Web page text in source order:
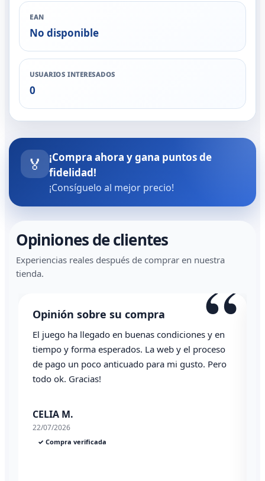
EAN
No disponible
USUARIOS INTERESADOS
0
🏅
¡Compra ahora y gana puntos de
fidelidad!
¡Consíguelo al mejor precio!
Opiniones de clientes
Experiencias reales después de comprar en nuestra
tienda.
“
Opinión sobre su compra
El juego ha llegado en buenas condiciones y en
tiempo y forma esperados. La web y el proceso
de pago un poco anticuado para mi gusto. Pero
todo ok. Gracias!
CELIA M.
22/07/2026
✓ Compra verificada